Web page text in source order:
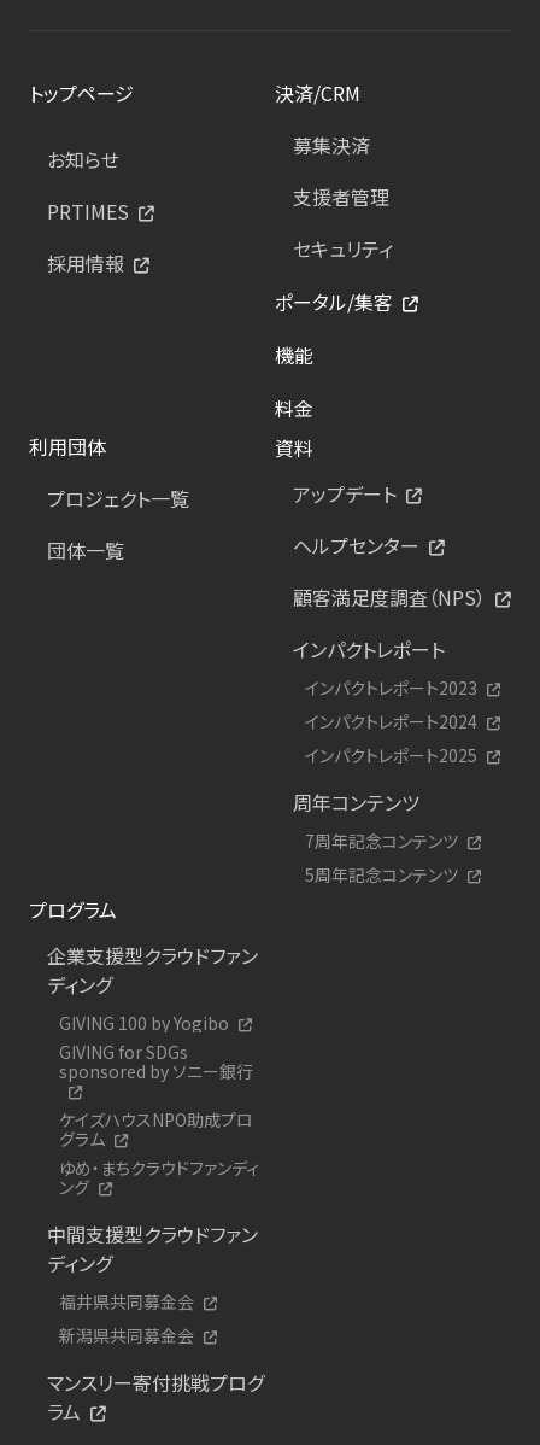
トップページ
お知らせ
PRTIMES
採用情報
決済/CRM
募集決済
支援者管理
セキュリティ
ポータル/集客
機能
料金
利用団体
プロジェクト一覧
団体一覧
資料
アップデート
ヘルプセンター
顧客満足度調査（NPS）
インパクトレポート
インパクトレポート2023
インパクトレポート2024
インパクトレポート2025
周年コンテンツ
7周年記念コンテンツ
5周年記念コンテンツ
プログラム
企業支援型クラウドファン
ディング
GIVING 100 by Yogibo
GIVING for SDGs
sponsored by ソニー銀行
ケイズハウスNPO助成プロ
グラム
ゆめ・まちクラウドファンディ
ング
中間支援型クラウドファン
ディング
福井県共同募金会
新潟県共同募金会
マンスリー寄付挑戦プログ
ラム